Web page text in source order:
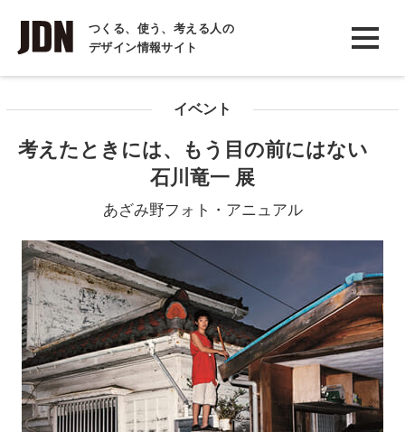
つくる、使う、考える人の
デザイン情報サイト
INTERVIEW
インタビュー
イベント
考えたときには、もう目の前にはない
石川竜一 展
あざみ野フォト・アニュアル